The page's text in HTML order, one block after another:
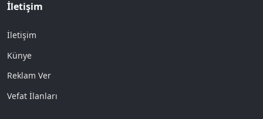
İletişim
İletişim
Künye
Reklam Ver
Vefat İlanları